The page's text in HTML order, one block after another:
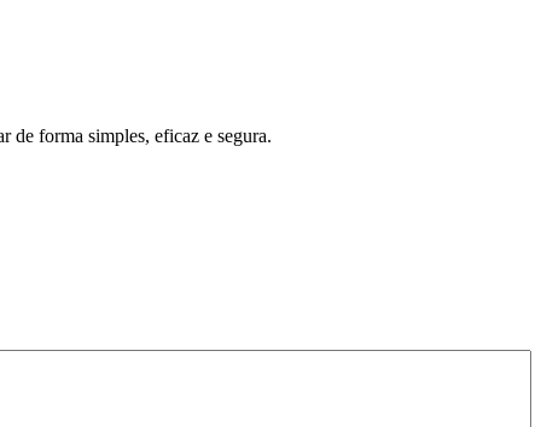
de forma simples, eficaz e segura.